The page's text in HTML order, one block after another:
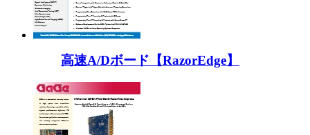
高速A/Dボード【RazorEdge】